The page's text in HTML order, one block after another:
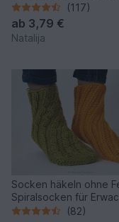
(117)
ab 3,79 €
Natalija
Socken häkeln ohne
Spiralsocken für
und Kinder
(82)